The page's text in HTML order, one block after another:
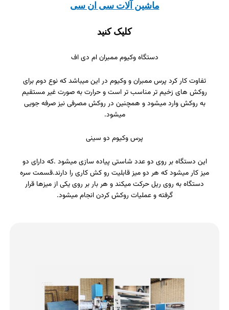
ماشین آلات سی ان سی
کلیک کنید
دستگاه وکیوم ممبران ام دی اف
تفاوت کار کرد پرس ممبران و وکیوم در این میباشد که نوع دوم برای
روکش های زخیم تر مناسب تر است و حرارت به صورت غیر مستقیم
به روکش وارد میشود و همچنین در روکش مصرفی نیز صرفه جویی
میشود.
پرس وکیوم دو سینی
این دستگاه بر روی دو عدد شاستی پیاده سازی میشود .که دارای دو
میز کار میشود که هر دو میز قابلیت رو کش کاری را دارند.قسمت سره
دستگاه به روی ریل حرکت میکند و هر بار بر روی یکی از میزها قرار
گرفته و عملیات روکش کردن انجام میشود.